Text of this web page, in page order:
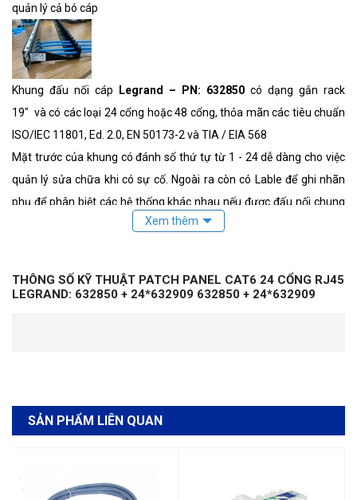
quản lý cả bó cáp
Khung đấu nối cáp Legrand – PN: 632850 có dạng gắn rack
19" và có các loại 24 cổng hoặc 48 cổng, thỏa mãn các tiêu chuẩn
ISO/IEC 11801, Ed. 2.0, EN 50173-2 và TIA / EIA 568
Mặt trước của khung có đánh số thứ tự từ 1 - 24 dễ dàng cho việc
quản lý sửa chữa khi có sự cố. Ngoài ra còn có Lable để ghi nhãn
phụ để phân biệt các hệ thống khác nhau nếu được đấu nối chung
THÔNG SỐ KỸ THUẬT PATCH PANEL CAT6 24 CỔNG RJ45
LEGRAND: 632850 + 24*632909 632850 + 24*632909
SẢN PHẨM LIÊN QUAN